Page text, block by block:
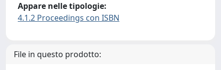
Appare nelle tipologie:
4.1.2 Proceedings con ISBN
File in questo prodotto: